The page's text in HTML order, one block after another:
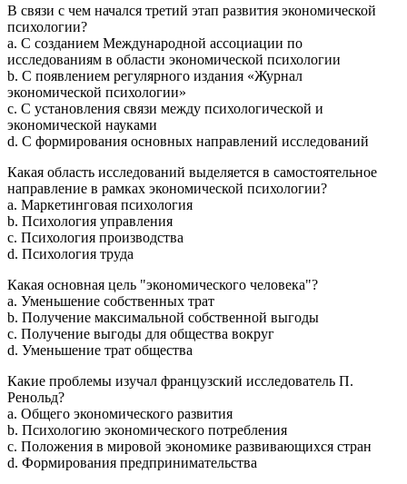
В связи с чем начался третий этап развития экономической
психологии?
a. С созданием Международной ассоциации по
исследованиям в области экономической психологии
b. С появлением регулярного издания «Журнал
экономической психологии»
c. С установления связи между психологической и
экономической науками
d. С формирования основных направлений исследований
Какая область исследований выделяется в самостоятельное
направление в рамках экономической психологии?
a. Маркетинговая психология
b. Психология управления
c. Психология производства
d. Психология труда
Какая основная цель "экономического человека"?
a. Уменьшение собственных трат
b. Получение максимальной собственной выгоды
c. Получение выгоды для общества вокруг
d. Уменьшение трат общества
Какие проблемы изучал французский исследователь П.
Ренольд?
a. Общего экономического развития
b. Психологию экономического потребления
c. Положения в мировой экономике развивающихся стран
d. Формирования предпринимательства